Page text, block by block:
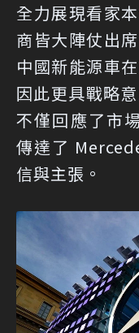
全力展現看家
商皆大陣仗出
中國新能源車
因此更具戰略
不僅回應了市
傳達了
信與主張。